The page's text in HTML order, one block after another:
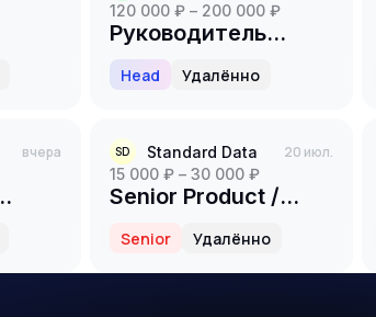
120 000 ₽ – 200 000 ₽
Руководитель
Директор продукта
дизайна интерьера
Head Удалённо
вчера
SD Standard Data
20 июл.
15 000 ₽ – 30 000 ₽
Senior Product /
(Автор и
преподаватель
Senior Удалённо